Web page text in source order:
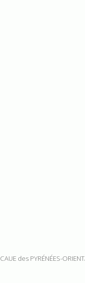
CAUE des PYRÉNÉES-